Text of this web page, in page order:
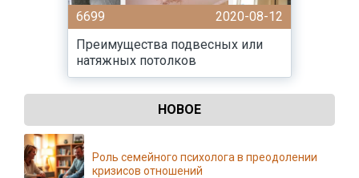
6699
2020-08-12
Преимущества подвесных или
натяжных потолков
НОВОЕ
Роль семейного психолога в преодолении
кризисов отношений